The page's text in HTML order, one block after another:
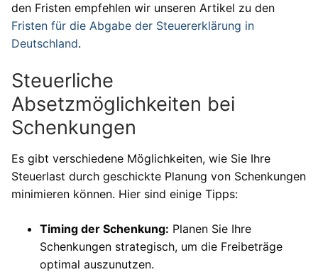
den Fristen empfehlen wir unseren Artikel zu den
Fristen für die Abgabe der Steuererklärung in
Deutschland.
Steuerliche
Absetzmöglichkeiten bei
Schenkungen
Es gibt verschiedene Möglichkeiten, wie Sie Ihre
Steuerlast durch geschickte Planung von Schenkungen
minimieren können. Hier sind einige Tipps:
Timing der Schenkung: Planen Sie Ihre
Schenkungen strategisch, um die Freibeträge
optimal auszunutzen.